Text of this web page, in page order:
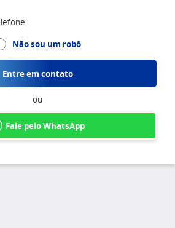
Não sou um robô
Entre em contato
ou
Fale pelo WhatsApp